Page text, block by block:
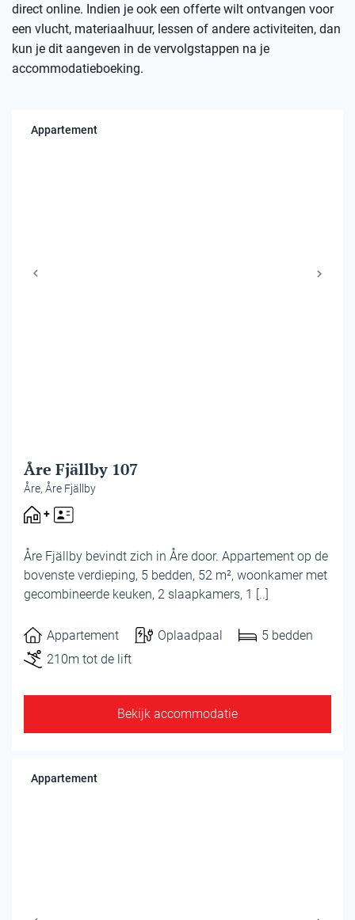
direct online. Indien je ook een offerte wilt ontvangen voor
een vlucht, materiaalhuur, lessen of andere activiteiten, dan
kun je dit aangeven in de vervolgstappen na je
accommodatieboeking.
Appartement
Åre Fjällby 107
Åre, Åre Fjällby
Åre Fjällby bevindt zich in Åre door. Appartement op de
bovenste verdieping, 5 bedden, 52 m², woonkamer met
gecombineerde keuken, 2 slaapkamers, 1 [..]
Appartement Oplaadpaal
5 bedden
210m tot de lift
Bekijk accommodatie
Appartement